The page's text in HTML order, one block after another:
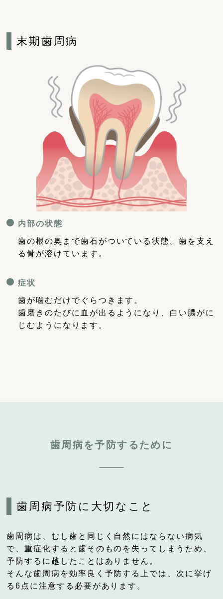
末期歯周病
内部の状態
歯の根の奥まで歯石がついている状態。歯を支え
る骨が溶けています。
症状
歯が噛むだけでぐらつきます。
歯磨きのたびに血が出るようになり、白い膿がに
じむようになります。
歯周病を予防するために
歯周病予防に大切なこと
歯周病は、むし歯と同じく自然にはならない病気
で、重症化すると歯そのものを失ってしまうため、
予防するに越したことはありません。
そんな歯周病を効率良く予防する上では、次に挙げ
る6点に注意する必要があります。